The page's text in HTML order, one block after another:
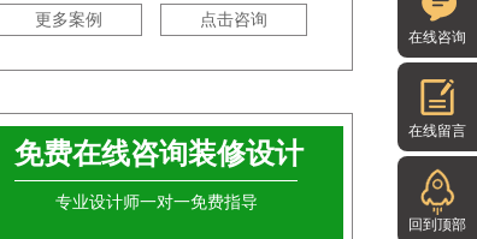
更多案例 点击咨询
免费在线咨询装修设计
专业设计师一对一免费指导
在线咨询
在线留言
回到顶部